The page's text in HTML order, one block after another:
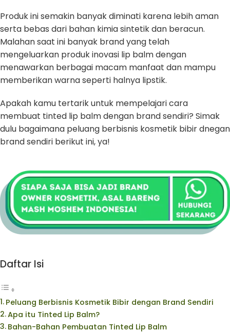
Produk ini semakin banyak diminati karena lebih aman
serta bebas dari bahan kimia sintetik dan beracun.
Malahan saat ini banyak brand yang telah
mengeluarkan produk inovasi lip balm dengan
menawarkan berbagai macam manfaat dan mampu
memberikan warna seperti halnya lipstik.
Apakah kamu tertarik untuk mempelajari cara
membuat tinted lip balm dengan brand sendiri? Simak
dulu bagaimana peluang berbisnis kosmetik bibir dnegan
brand sendiri berikut ini, ya!
Daftar Isi
Peluang Berbisnis Kosmetik Bibir dengan Brand Sendiri
Apa itu Tinted Lip Balm?
Bahan-Bahan Pembuatan Tinted Lip Balm